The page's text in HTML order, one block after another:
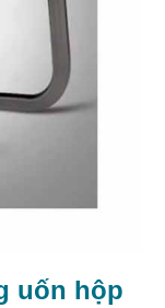
uốn hộp